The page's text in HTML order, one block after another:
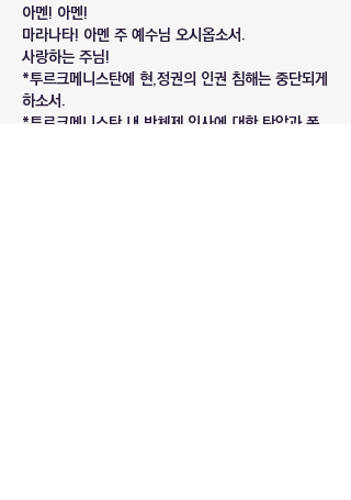
아멘! 아멘!
마라나타! 아멘 주 예수님 오시옵소서.
사랑하는 주님!
*투르크메니스탄에 현,정권의 인권 침해는 중단되게
하소서.
*투르크메니스탄 내 반체제 인사에 대한 탄압과 폭